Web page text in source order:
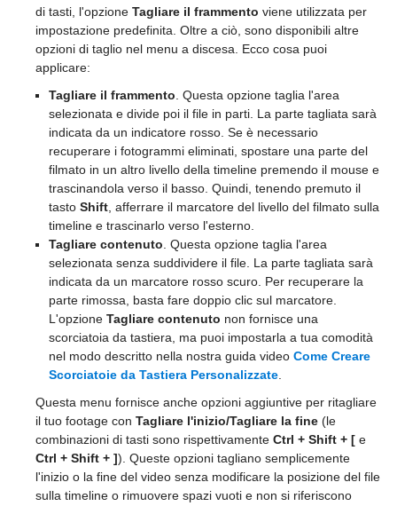
di tasti, l'opzione Tagliare il frammento viene utilizzata per
impostazione predefinita. Oltre a ciò, sono disponibili altre
opzioni di taglio nel menu a discesa. Ecco cosa puoi
applicare:
Tagliare il frammento. Questa opzione taglia l'area
selezionata e divide poi il file in parti. La parte tagliata sarà
indicata da un indicatore rosso. Se è necessario
recuperare i fotogrammi eliminati, spostare una parte del
filmato in un altro livello della timeline premendo il mouse e
trascinandola verso il basso. Quindi, tenendo premuto il
tasto Shift, afferrare il marcatore del livello del filmato sulla
timeline e trascinarlo verso l'esterno.
Tagliare contenuto. Questa opzione taglia l'area
selezionata senza suddividere il file. La parte tagliata sarà
indicata da un marcatore rosso scuro. Per recuperare la
parte rimossa, basta fare doppio clic sul marcatore.
L'opzione Tagliare contenuto non fornisce una
scorciatoia da tastiera, ma puoi impostarla a tua comodità
nel modo descritto nella nostra guida video Come Creare
Scorciatoie da Tastiera Personalizzate.
Questa menu fornisce anche opzioni aggiuntive per ritagliare
il tuo footage con Tagliare l'inizio/Tagliare la fine (le
combinazioni di tasti sono rispettivamente Ctrl + Shift + [ e
Ctrl + Shift + ]). Queste opzioni tagliano semplicemente
l'inizio o la fine del video senza modificare la posizione del file
sulla timeline o rimuovere spazi vuoti e non si riferiscono